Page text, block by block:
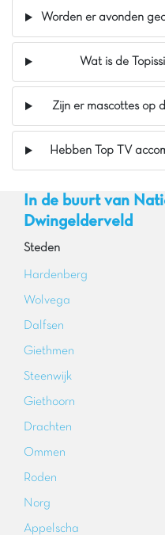
Worden er avonden
Wat is de
Zijn er mascottes op
Hebben Top TV
In de buurt van
Dwingelderveld
Steden
Hardenberg
Wolvega
Dalfsen
Giethmen
Steenwijk
Giethoorn
Drachten
Ommen
Roden
Norg
Appelscha